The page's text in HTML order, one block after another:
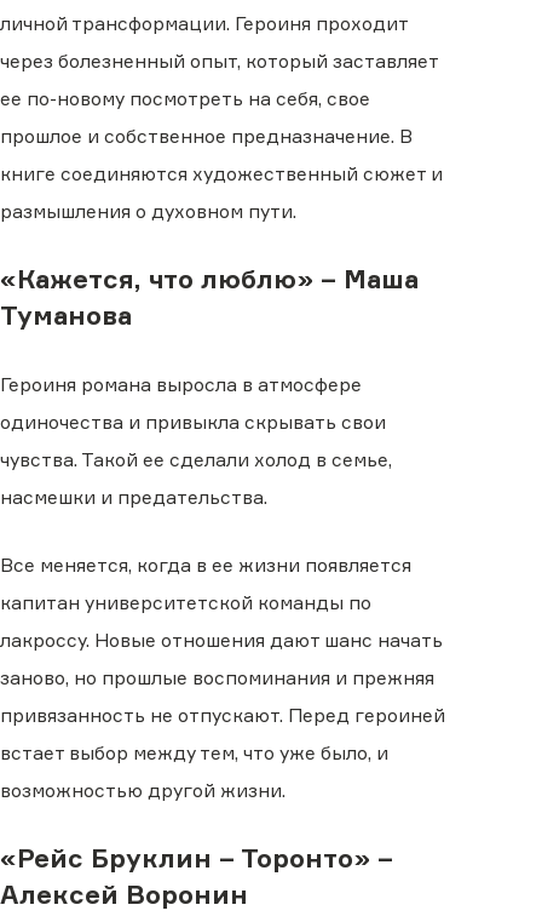
личной трансформации. Героиня проходит
через болезненный опыт, который заставляет
ее по-новому посмотреть на себя, свое
прошлое и собственное предназначение. В
книге соединяются художественный сюжет и
размышления о духовном пути.
«Кажется, что люблю» – Маша
Туманова
Героиня романа выросла в атмосфере
одиночества и привыкла скрывать свои
чувства. Такой ее сделали холод в семье,
насмешки и предательства.
Все меняется, когда в ее жизни появляется
капитан университетской команды по
лакроссу. Новые отношения дают шанс начать
заново, но прошлые воспоминания и прежняя
привязанность не отпускают. Перед героиней
встает выбор между тем, что уже было, и
возможностью другой жизни.
«Рейс Бруклин – Торонто» –
Алексей Воронин